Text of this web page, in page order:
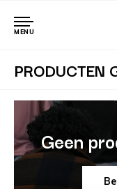
MENU
Geen